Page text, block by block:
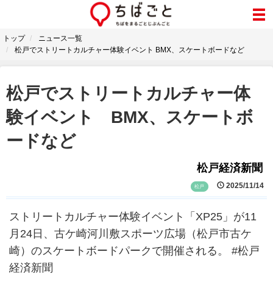
トップ
ニュース一覧
松戸でストリートカルチャー体験イベント BMX、スケートボードなど
松戸でストリートカルチャー体
験イベント BMX、スケートボ
ードなど
松戸経済新聞
松戸 2025/11/14
ストリートカルチャー体験イベント「XP25」が11
月24日、古ケ崎河川敷スポーツ広場（松戸市古ケ
崎）のスケートボードパークで開催される。 #松戸
経済新聞